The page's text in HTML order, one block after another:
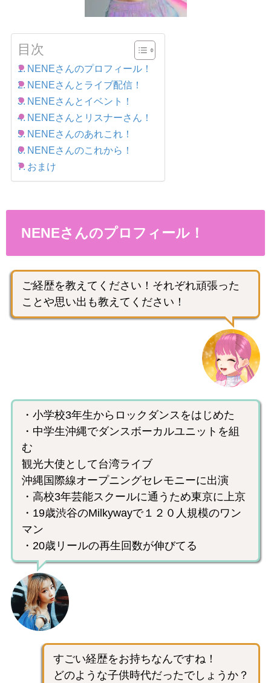
目次
NENEさんのプロフィール！
NENEさんとライブ配信！
NENEさんとイベント！
NENEさんとリスナーさん！
NENEさんのあれこれ！
NENEさんのこれから！
おまけ
NENEさんのプロフィール！
ご経歴を教えてください！それぞれ頑張った
ことや思い出も教えてください！
・小学校3年生からロックダンスをはじめた
・中学生沖縄でダンスボーカルユニットを組
む
観光大使として台湾ライブ
沖縄国際線オープニングセレモニーに出演
・高校3年芸能スクールに通うため東京に上京
・19歳渋谷のMilkywayで１２０人規模のワン
マン
・20歳リールの再生回数が伸びてる
すごい経歴をお持ちなんですね！
どのような子供時代だったでしょうか？